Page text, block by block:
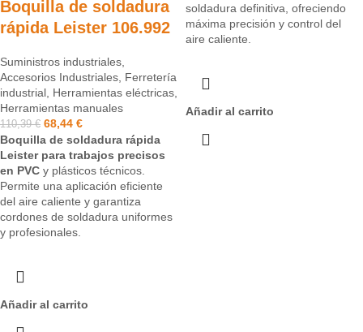
Boquilla de soldadura
rápida Leister 106.992
Suministros industriales
Accesorios Industriales Ferretería
industrial Herramientas eléctricas
Herramientas manuales
110,39€ 68,44 €
Boquilla de soldadura rápida
Leister para trabajos precisos
en PVC y plásticos técnicos.
Permite una aplicación eficiente
del aire caliente y garantiza
cordones de soldadura uniformes
y profesionales.
Añadir al carrito
soldadura definitiva, ofreciendo
máxima precisión y control del
aire caliente.
Añadir al carrito